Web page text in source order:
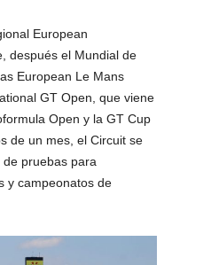
European
después el Mundial de
European Le Mans
GT Open, que viene
Open y la GT Cup
de un mes, el Circuit se
pruebas para
y campeonatos de